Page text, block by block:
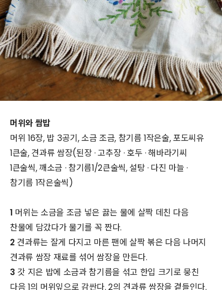
머위와 쌈밥
머위 16장, 밥 3공기, 소금 조금, 참기름 1작은술, 포도씨유
1큰술, 견과류 쌈장(된장 · 고추장 · 호두 · 해바라기씨
1큰술씩, 깨소금 · 참기름1/2큰술씩, 설탕 · 다진 마늘 ·
참기름 1작은술씩)
1 머위는 소금을 조금 넣은 끓는 물에 살짝 데친 다음
찬물에 담갔다가 물기를 꼭 짠다.
2 견과류는 잘게 다지고 마른 팬에 살짝 볶은 다음 나머지
견과류 쌈장 재료를 섞어 쌈장을 만든다.
3 갓 지은 밥에 소금과 참기름을 섞고 한입 크기로 뭉친
다음 1의 머위잎으로 감싼다. 2의 견과류 쌈장을 곁들인다.